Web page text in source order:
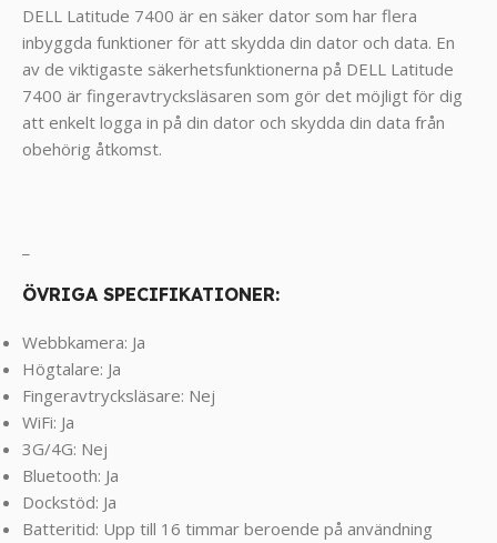
DELL Latitude 7400 är en säker dator som har flera
inbyggda funktioner för att skydda din dator och data. En
av de viktigaste säkerhetsfunktionerna på DELL Latitude
7400 är fingeravtrycksläsaren som gör det möjligt för dig
att enkelt logga in på din dator och skydda din data från
obehörig åtkomst.
ÖVRIGA SPECIFIKATIONER:
Webbkamera: Ja
Högtalare: Ja
Fingeravtrycksläsare: Nej
WiFi: Ja
3G/4G: Nej
Bluetooth: Ja
Dockstöd: Ja
Batteritid: Upp till 16 timmar beroende på användning